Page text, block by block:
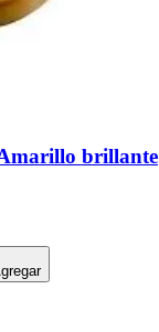
brillante